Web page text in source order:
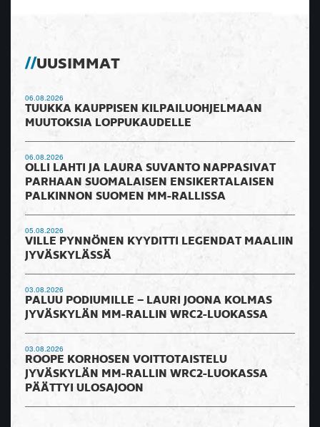
UUSIMMAT
06.08.2026
TUUKKA KAUPPISEN KILPAILUOHJELMAAN
MUUTOKSIA LOPPUKAUDELLE
06.08.2026
OLLI LAHTI JA LAURA SUVANTO NAPPASIVAT
PARHAAN SUOMALAISEN ENSIKERTALAISEN
PALKINNON SUOMEN MM-RALLISSA
05.08.2026
VILLE PYNNÖNEN KYYDITTI LEGENDAT MAALIIN
JYVÄSKYLÄSSÄ
03.08.2026
PALUU PODIUMILLE – LAURI JOONA KOLMAS
JYVÄSKYLÄN MM-RALLIN WRC2-LUOKASSA
03.08.2026
ROOPE KORHOSEN VOITTOTAISTELU
JYVÄSKYLÄN MM-RALLIN WRC2-LUOKASSA
PÄÄTTYI ULOSAJOON